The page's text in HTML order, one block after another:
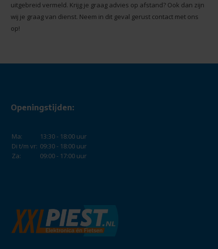
uitgebreid vermeld. Krijg je graag advies op afstand? Ook dan zijn
wij je graag van dienst. Neem in dit geval gerust contact met ons
op!
Openingstijden:
Ma:
13:30 - 18:00 uur
Di t/m vr: 09:30 - 18:00 uur
Za:
09:00 - 17:00 uur